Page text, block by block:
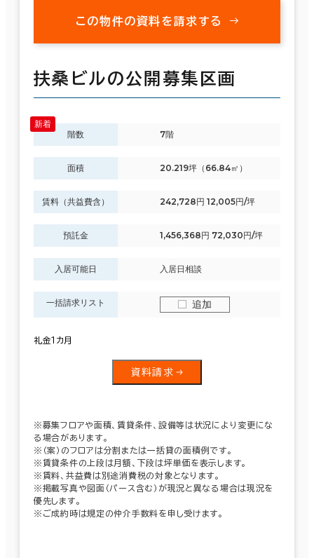
この物件の資料を請求する
扶桑ビルの公開募集区画
階数 7階
面積 20.219坪（66.84㎡）
賃料（共益費含） 242,728円 12,005円/坪
預託金 1,456,368円 72,030円/坪
入居可能日 入居日相談
一括請求リスト 追加
礼金１カ月
資料請求
※募集フロアや面積、賃貸条件、設備等は状況により変更にな
る場合があります。
※（案）のフロアは分割または一括貸の面積例です。
※賃貸条件の上段は月額、下段は坪単価を表示します。
※賃料、共益費は別途消費税の対象となります。
※掲載写真や図面（パース含む）が現況と異なる場合は現況を
優先します。
※ご成約時は規定の仲介手数料を申し受けます。